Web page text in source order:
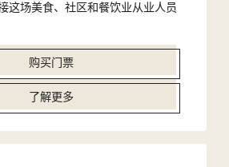
这场美食、社区和餐饮业从业人员
购买门票
了解更多